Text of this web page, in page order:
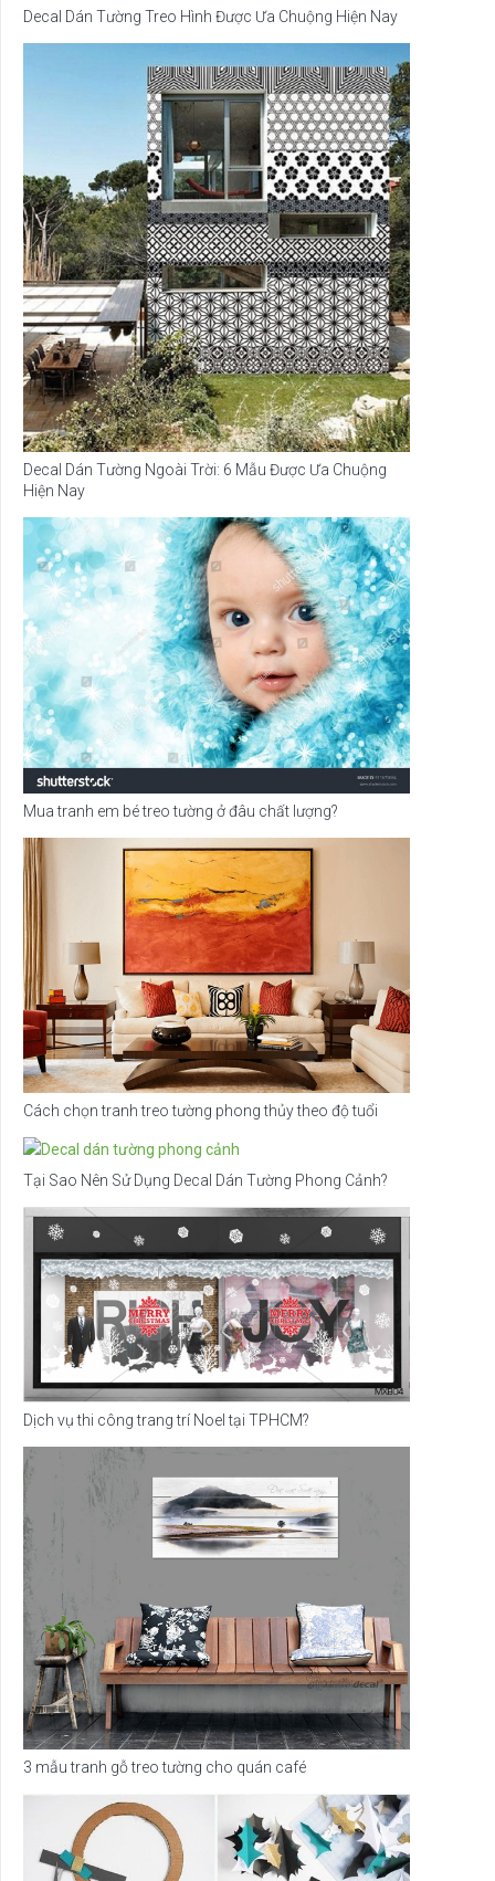
Decal Dán Tường Treo Hình Được Ưa Chuộng Hiện Nay
Decal Dán Tường Ngoài Trời: 6 Mẫu Được Ưa Chuộng
Hiện Nay
Mua tranh em bé treo tường ở đâu chất lượng?
Cách chọn tranh treo tường phong thủy theo độ tuổi
Tại Sao Nên Sử Dụng Decal Dán Tường Phong Cảnh?
Dịch vụ thi công trang trí Noel tại TPHCM?
3 mẫu tranh gỗ treo tường cho quán café